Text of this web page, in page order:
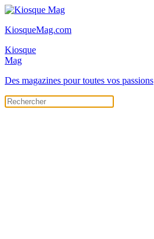
KiosqueMag.com
Kiosque
Mag
Des magazines pour toutes vos passions